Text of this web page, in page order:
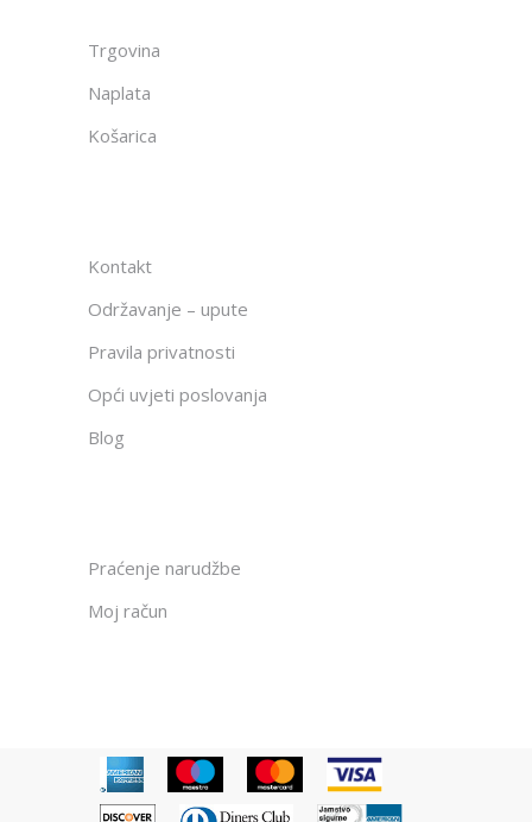
Trgovina
Naplata
Košarica
Kontakt
Održavanje – upute
Pravila privatnosti
Opći uvjeti poslovanja
Blog
Praćenje narudžbe
Moj račun